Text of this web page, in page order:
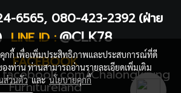
6565, 080-423-2392 (ฝ่าย
LINE ID : @CLK78
FACEBOOK
Chalongkrung
Furnitureland
คุกกี้ เพื่อเพิ่มประสิทธิภาพและประสบการณ์ที่ดี
องท่าน ท่านสามารถอ่านรายละเอียดเพิ่มเติม
ส่วนตัวและนโยบายคุกกี้